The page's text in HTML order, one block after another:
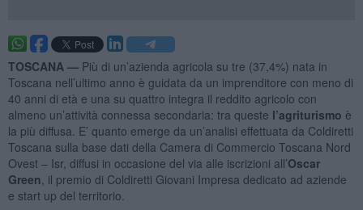
TOSCANA — Più di un’azienda agricola su tre (37,4%) nata in
Toscana nell’ultimo anno è guidata da un imprenditore con meno di
40 anni di età e una su quattro integra il reddito agricolo con
almeno un’attività connessa secondaria: tra queste l’agriturismo è
la più diffusa. E’ quanto emerge da un’analisi effettuata da Coldiretti
Toscana sulla base dati della Camera di Commercio Toscana Nord
Ovest – Isr, diffusi in occasione del via alle iscrizioni all’Oscar
Green , il premio di Coldiretti Giovani Impresa dedicato ad aziende
e start up del territorio.